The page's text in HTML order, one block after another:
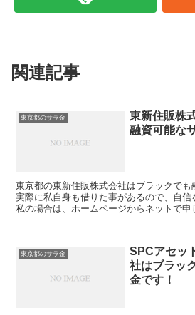
関連記事
東京都のサラ金
東新住販株
融資可能な
東京都の東新住販株式会社はブラックでも
実際に私自身も借りた事があるので、自信
私の場合は、ホームページからネットで
東京都のサラ金
SPCアセッ
社はブラッ
金です！